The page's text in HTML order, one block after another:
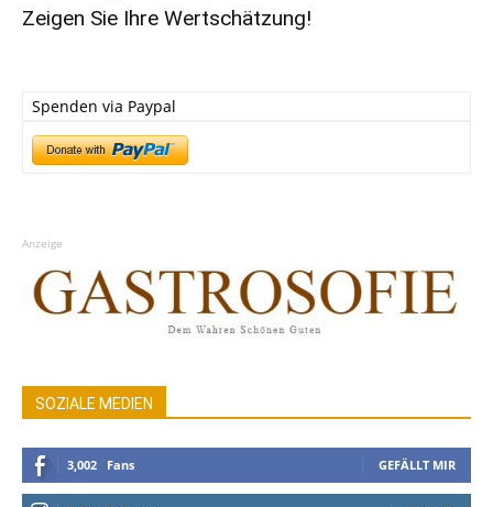
Zeigen Sie Ihre Wertschätzung!
Spenden via Paypal
Anzeige
SOZIALE MEDIEN
3,002 Fans GEFÄLLT MIR